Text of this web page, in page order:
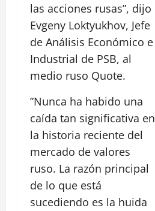
las acciones rusas”, dijo
Evgeny Loktyukhov, Jefe
de Análisis Económico e
Industrial de PSB, al
medio ruso Quote.
”Nunca ha habido una
caída tan significativa en
la historia reciente del
mercado de valores
ruso. La razón principal
de lo que está
sucediendo es la huida